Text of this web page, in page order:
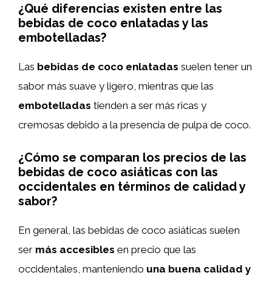
¿Qué diferencias existen entre las
bebidas de coco enlatadas y las
embotelladas?
Las bebidas de coco enlatadas suelen tener un
sabor más suave y ligero, mientras que las
embotelladas tienden a ser más ricas y
cremosas debido a la presencia de pulpa de coco.
¿Cómo se comparan los precios de las
bebidas de coco asiáticas con las
occidentales en términos de calidad y
sabor?
En general, las bebidas de coco asiáticas suelen
ser más accesibles en precio que las
occidentales, manteniendo una buena calidad y